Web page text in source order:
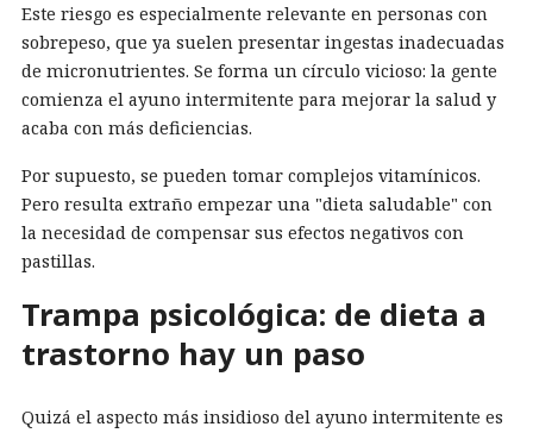
Este riesgo es especialmente relevante en personas con
sobrepeso, que ya suelen presentar ingestas inadecuadas
de micronutrientes. Se forma un círculo vicioso: la gente
comienza el ayuno intermitente para mejorar la salud y
acaba con más deficiencias.
Por supuesto, se pueden tomar complejos vitamínicos.
Pero resulta extraño empezar una "dieta saludable" con
la necesidad de compensar sus efectos negativos con
pastillas.
Trampa psicológica: de dieta a
trastorno hay un paso
Quizá el aspecto más insidioso del ayuno intermitente es